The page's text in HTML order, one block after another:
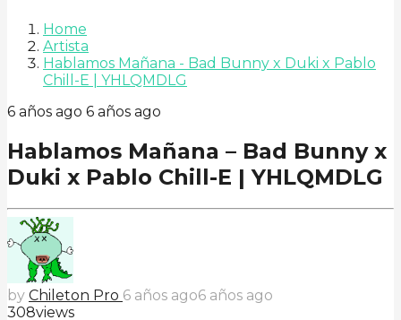
Home
Artista
Hablamos Mañana - Bad Bunny x Duki x Pablo
Chill-E | YHLQMDLG
6 años ago 6 años ago
Hablamos Mañana – Bad Bunny x
Duki x Pablo Chill-E | YHLQMDLG
by Chileton Pro 6 años ago6 años ago
308views